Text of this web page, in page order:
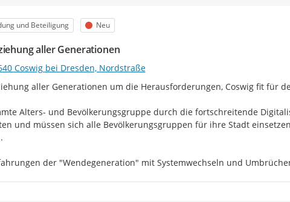
und Beteiligung Status
Neu
aller Generationen
Coswig bei Dresden, Nordstraße
aller Generationen um die Herausforderungen, Coswig fit für
Alters- und Bevölkerungsgruppe durch die fortschreitende
und müssen sich alle Bevölkerungsgruppen für ihre Stadt
der "Wendegeneration" mit Systemwechseln und